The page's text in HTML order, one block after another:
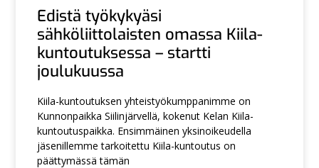
Edistä työkykyäsi
sähköliittolaisten omassa Kiila-
kuntoutuksessa – startti
joulukuussa
Kiila-kuntoutuksen yhteistyökumppanimme on
Kunnonpaikka Siilinjärvellä, kokenut Kelan Kiila-
kuntoutuspaikka. Ensimmäinen yksinoikeudella
jäsenillemme tarkoitettu Kiila-kuntoutus on
päättymässä tämän